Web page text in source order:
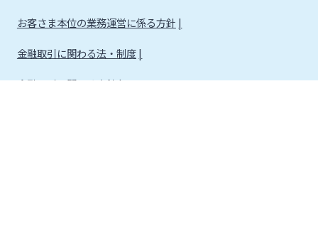
お客さま本位の業務運営に係る方針
金融取引に関わる法・制度
金融取引に関わる方針